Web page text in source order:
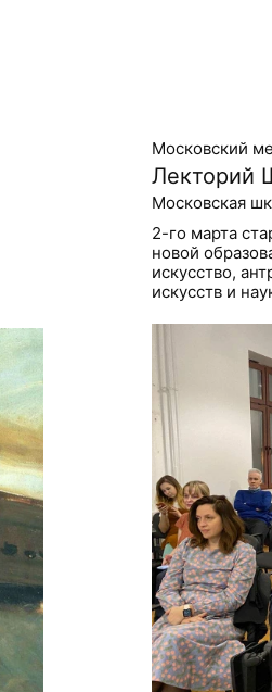
Московский
Лекторий
Московская
2-го марта
новой
искусство,
искусств и